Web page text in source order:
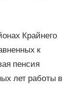
Крайнего
к
пенсия
лет работы в